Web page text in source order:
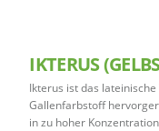
IKTERUS
Ikterus ist das
Gallenfarbstoff
in zu hoher